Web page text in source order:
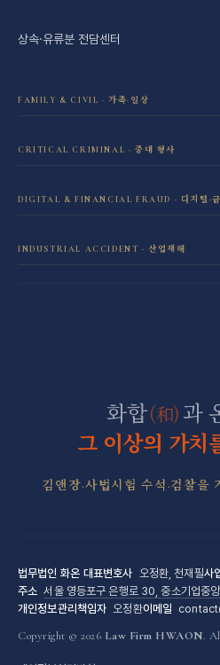
상속·유류분 전담센터
FAMILY & CIVIL · 가족·일상
학교폭력 전담센터
CRITICAL CRIMINAL · 중대 형사
DIGITAL & FINANCIAL FRAUD · 디지털·금
INDUSTRIAL ACCIDENT · 산업재해
화합(和)과
그 이상의 가치
김앤장·사법시험 수석·검찰을
법무법인 화온 대표변호사 오정환, 천재필사
주소 서울 영등포구 은행로 30, 중소기업중
개인정보관리책임자 오정환이메일
Copyright © 2026 Law Firm HWAON.